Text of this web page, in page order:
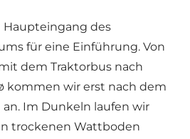
Haupteingang des
für eine Einführung. Von
dem Traktorbus nach
kommen wir erst nach dem
Im Dunkeln laufen wir
trockenen Wattboden